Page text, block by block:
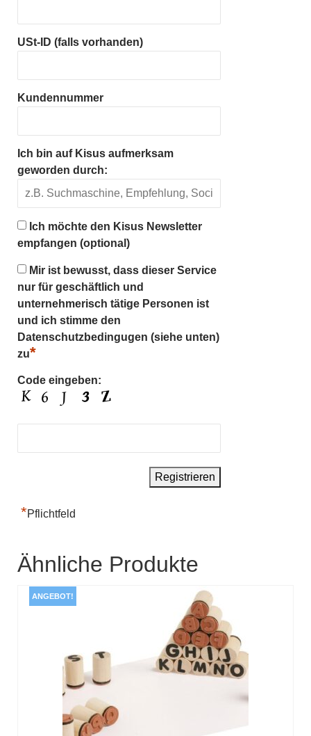
USt-ID (falls vorhanden)
Kundennummer
Ich bin auf Kisus aufmerksam
geworden durch:
Ich möchte den Kisus Newsletter
empfangen (optional)
Mir ist bewusst, dass dieser Service
nur für geschäftlich und
unternehmerisch tätige Personen ist
und ich stimme den
Datenschutzbedingugen (siehe unten)
zu*
Code eingeben:
*Pflichtfeld
Ähnliche Produkte
ANGEBOT!